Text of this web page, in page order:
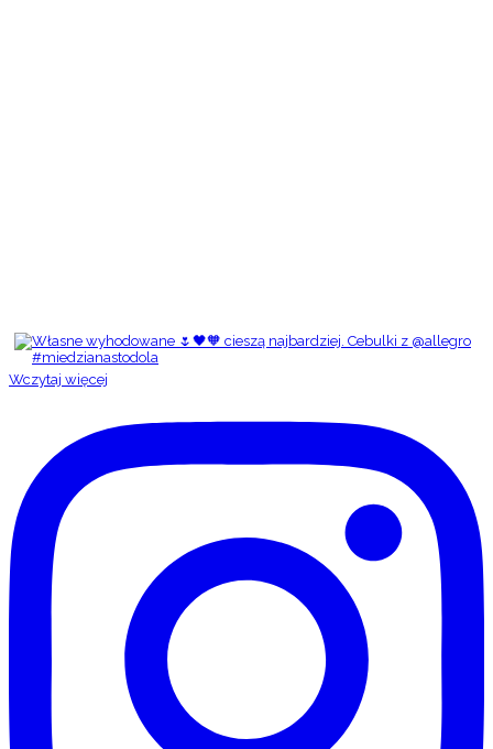
Wczytaj więcej